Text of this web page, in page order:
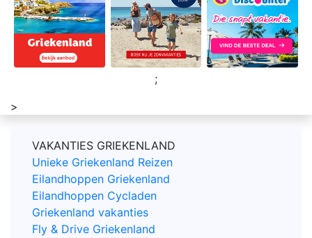
;
>
VAKANTIES GRIEKENLAND
Unieke Griekenland Reizen
Eilandhoppen Griekenland
Eilandhoppen Cycladen
Griekenland vakanties
Fly & Drive Griekenland